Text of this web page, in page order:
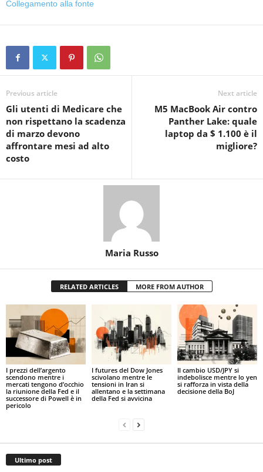
Collegamento alla fonte
Previous article
Gli utenti di Medicare che
non rispettano la scadenza
di marzo devono
affrontare mesi ad alto
costo
Next article
M5 MacBook Air contro
Panther Lake: quale
laptop da $ 1.100 è il
migliore?
Maria Russo
RELATED ARTICLES MORE FROM AUTHOR
I prezzi dell’argento
scendono mentre i
mercati tengono d’occhio
la riunione della Fed e il
successore di Powell è in
pericolo
I futures del Dow Jones
scivolano mentre le
tensioni in Iran si
allentano e la settimana
della Fed si avvicina
Il cambio USD/JPY si
indebolisce mentre lo yen
si rafforza in vista della
decisione della BoJ
Ultimo post